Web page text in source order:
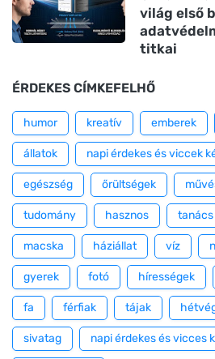
világ első
titkai
ÉRDEKES CÍMKEFELHŐ
humor kreatív emberek
állatok napi érdekes és viccek
egészség őrültségek
tudomány hasznos tanács
macska háziállat víz
gyerek fotó hírességek
fa férfiak tájak
sivatag napi érdekes és vicces